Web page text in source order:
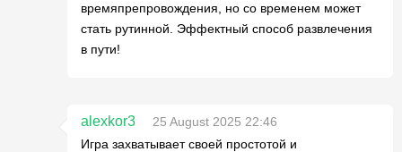
времяпрепровождения, но со временем может
стать рутинной. Эффектный способ развлечения
в пути!
alexkor3
25 August 2025 22:46
Игра захватывает своей простотой и